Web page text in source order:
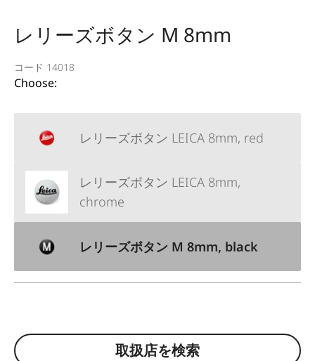
レリーズボタン M 8mm
コード 14018
Choose:
レリーズボタン LEICA 8mm, red
レリーズボタン LEICA 8mm,
chrome
レリーズボタン M 8mm, black
取扱店を検索